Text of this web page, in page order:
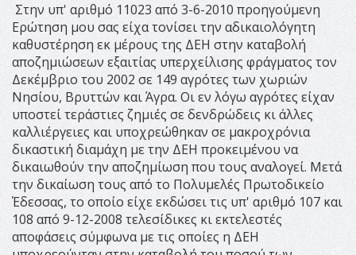
Στην υπ' αριθμό 11023 από 3-6-2010 προηγούμενη
Ερώτηση μου σας είχα τονίσει την αδικαιολόγητη
καθυστέρηση εκ μέρους της ΔΕΗ στην καταβολή
αποζημιώσεων εξαιτίας υπερχείλισης φράγματος τον
Δεκέμβριο του 2002 σε 149 αγρότες των χωριών
Νησίου, Βρυττών και Άγρα. Οι εν λόγω αγρότες είχαν
υποστεί τεράστιες ζημιές σε δενδρώδεις κι άλλες
καλλιέργειες και υποχρεώθηκαν σε μακροχρόνια
δικαστική διαμάχη με την ΔΕΗ προκειμένου να
δικαιωθούν την αποζημίωση που τους αναλογεί. Μετά
την δικαίωση τους από το Πολυμελές Πρωτοδικείο
Έδεσσας, το οποίο είχε εκδώσει τις υπ' αριθμό 107 και
108 από 9-12-2008 τελεσίδικες κι εκτελεστές
αποφάσεις σύμφωνα με τις οποίες η ΔΕΗ